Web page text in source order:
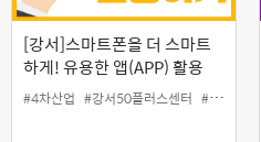
[강서]스마트폰을 더 스마트
하게! 유용한 앱(APP) 활용
(11월)
#4차산업 #강서50플러스센터 #디지털